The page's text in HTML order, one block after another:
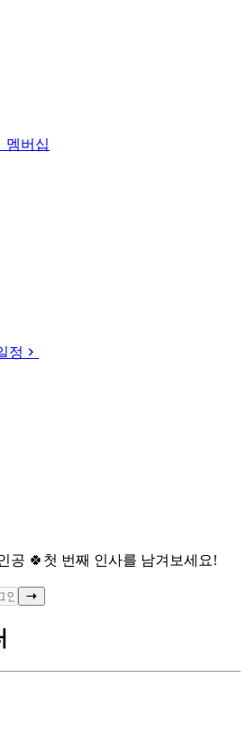
멤버십
정
공 🍀 첫 번째 인사를 남겨보세요!